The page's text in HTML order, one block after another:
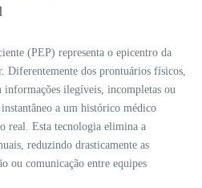
(PEP) representa o epicentro da
Diferentemente dos prontuários físicos,
informações ilegíveis, incompletas ou
a um histórico médico
real. Esta tecnologia elimina a
reduzindo drasticamente as
ou comunicação entre equipes